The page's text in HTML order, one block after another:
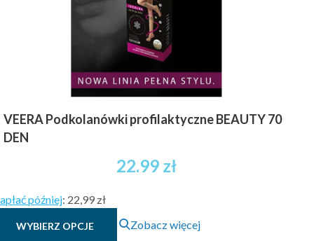
stronie
produktu
VEERA Podkolanówki profilaktyczne BEAUTY 70
DEN
22.99 zł
później: 22,99 zł
WYBIERZ OPCJE
Ten
produkt
Zobacz więcej